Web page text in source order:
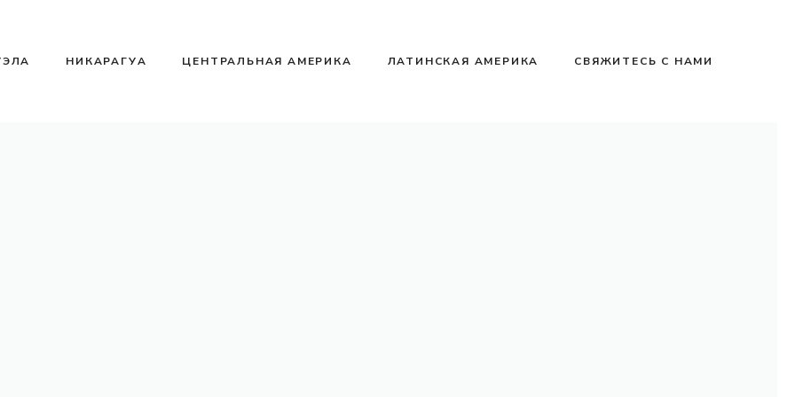
НИКАРАГУА ЦЕНТРАЛЬНАЯ АМЕРИКА ЛАТИНСКАЯ АМЕРИКА СВЯЖИТЕСЬ С НАМИ